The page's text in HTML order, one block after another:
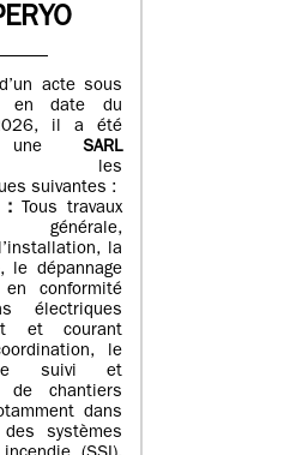
acte sous
en date du
il a été
une SARL
les
suivantes :
:
Tous travaux
générale,
la
le dépannage
conformité
électriques
et courant
le
le suivi et
de chantiers
dans
systèmes